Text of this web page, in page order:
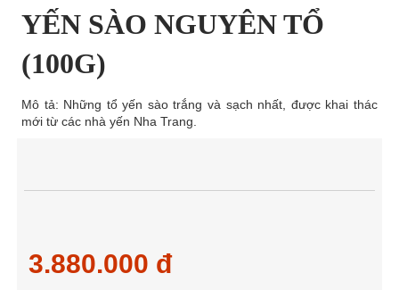
YẾN SÀO NGUYÊN TỔ
(100G)
Mô tả: Những tổ yến sào trắng và sạch nhất, được khai thác
mới từ các nhà yến Nha Trang.
3.880.000 đ